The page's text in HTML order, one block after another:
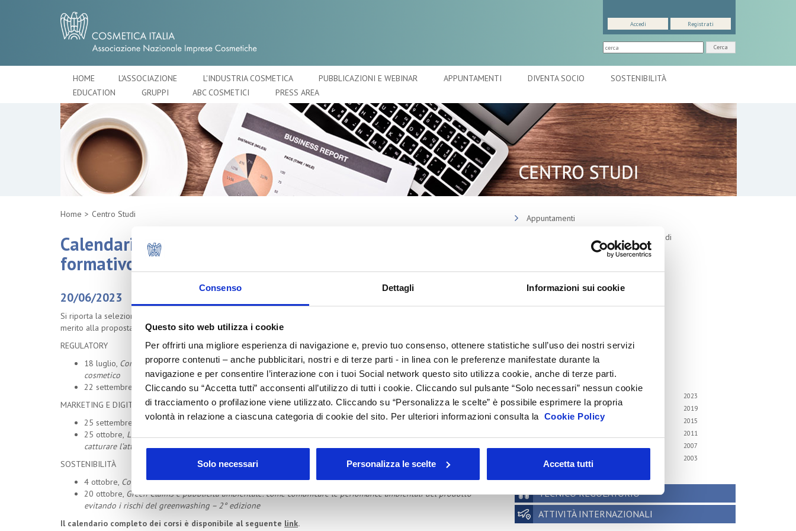
Consenso Dettagli Informazioni sui cookie
Questo sito web utilizza i cookie
Per offrirti una migliore esperienza di navigazione e, previo tuo consenso, ottenere statistiche sull’uso dei nostri servizi
proporre contenuti – anche pubblicitari, nostri e di terze parti - in linea con le preferenze manifestate durante la
navigazione e per consentire l’interazione con i tuoi Social network questo sito utilizza cookie, anche di terze parti.
Cliccando su “Accetta tutti” acconsenti all’utilizzo di tutti i cookie. Cliccando sul pulsante “Solo necessari” nessun cookie
di tracciamento o profilazione viene utilizzato. Cliccando su “Personalizza le scelte” è possibile esprimere la propria
volontà in relazione a ciascuna categoria di cookie del sito. Per ulteriori informazioni consulta la Cookie Policy
Solo necessari Personalizza le scelte Accetta tutti
Cerca
Accedi Registrati
HOME L'ASSOCIAZIONE L'INDUSTRIA COSMETICA PUBBLICAZIONI E WEBINAR APPUNTAMENTI DIVENTA SOCIO
SOSTENIBILITÀ
EDUCATION
GRUPPI ABC COSMETICI PRESS AREA
Home Centro Studi
Calendario corsi di Cosmetica Italia Servizi: il piano
formativo di interesse al Gruppo
20/06/2023
Si riporta la selezione dei corsi associati alle aree di maggior interesse per il Gruppo, con l’obiettivo di sensibilizzare in
merito alla proposta formativa dell’Associazione.
REGULATORY
18 luglio, Compatibilità del packaging con il prodotto cosmetico: l’analisi del rischio per la validazione di un
cosmetico
22 settembre,
Stabilità e compatibilità nella valutazione di sicurezza dei prodotti cosmetici
MARKETING E DIGITAL ECONOMY
25 settembre,
Nuovi consumi, nuovi consumatori: le sfide di domani per le aziende cosmetiche
25 ottobre, Laboratorio Digital Storytelling: tecniche di pensiero creativo per una storytelling che sappia
catturare l’attenzione
SOSTENIBILITÀ
4 ottobre, Comunicare la sostenibilità: integrare i temi strategici nel marketing e digitale B2C – 2° edizione
20 ottobre, Green Claims e pubblicità ambientale: come comunicare le perfomance ambientali del prodotto
evitando i rischi del greenwashing – 2° edizione
Il calendario completo dei corsi è disponibile al seguente link.
Appuntamenti
Outlook: il nuovo report del Centro Studi
Contesto macroeconomico
Scenari internazionali
Consumer trends
Archivio
Tutti gli anni
2023
2019
2018
2017
2015
2011
2007
2003
TECNICO REGOLATORIO
ATTIVITÀ INTERNAZIONALI